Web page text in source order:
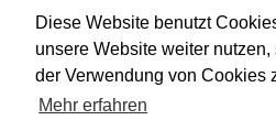
Diese Website benutzt
unsere Website weiter
der Verwendung von Cookies
Mehr erfahren
Mitgewirkt bei:DAS DORFFEST,DAS
SPEZIAL
Impressum
Datenschutz